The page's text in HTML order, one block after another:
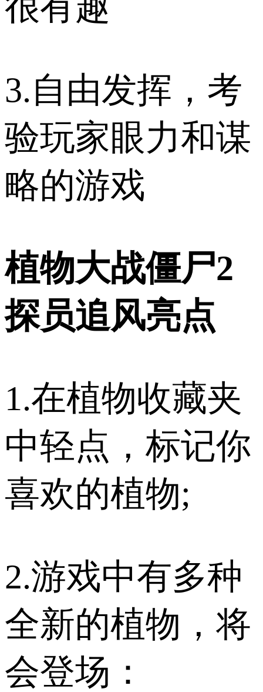
3.自由发挥，考
验玩家眼力和谋
略的游戏
植物大战僵尸2
探员追风亮点
1.在植物收藏夹
中轻点，标记你
喜欢的植物;
2.游戏中有多种
全新的植物，将
会登场：